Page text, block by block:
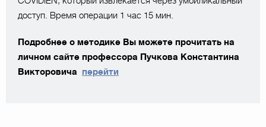
доступ. Время операции 1 час 15 мин.
Подробнее о методике Вы можете прочитать на
личном сайте профессора Пучкова Константина
Викторовича перейти